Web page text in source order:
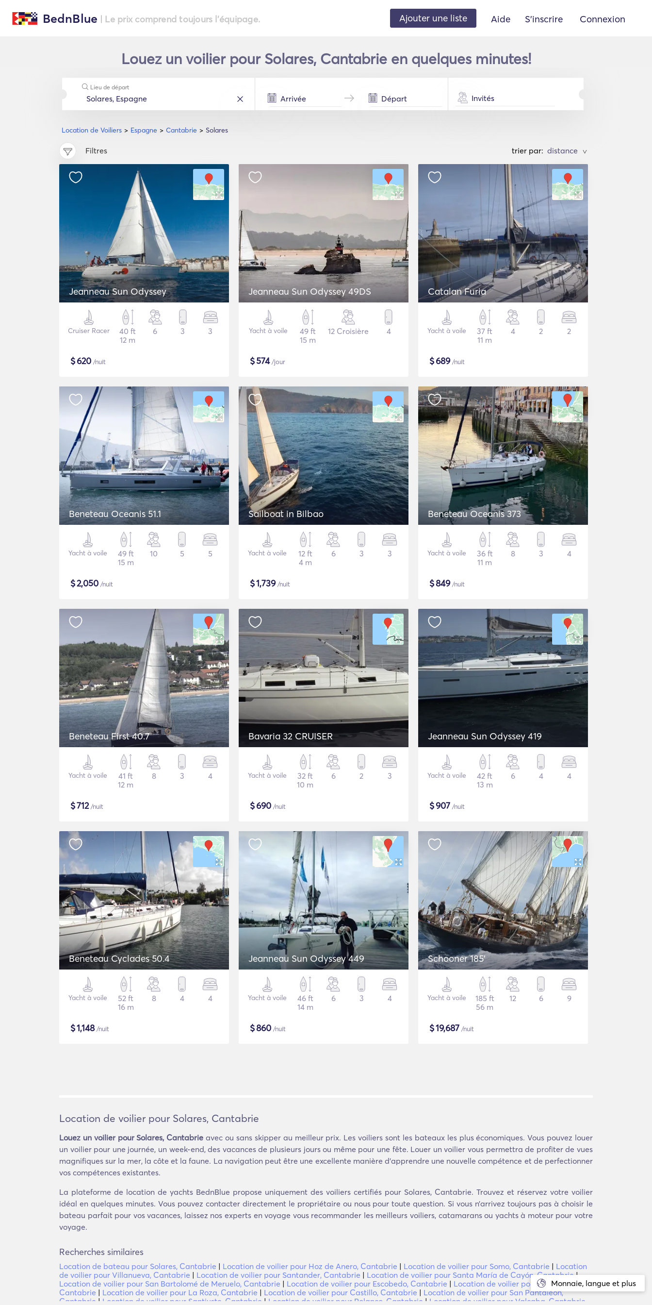
BednBlue | Le prix comprend toujours l'équipage. Ajouter une liste Aide S'inscrire Connexion
Louez un voilier pour Solares, Cantabrie en quelques minutes!
Location de Voiliers Espagne Cantabrie Solares
Lieu de départ
Invités
Filtres trier par: >
Jeanneau Sun Odyssey
Cruiser Racer
40 ft
12 m
6 3 3
$620 /nuit
Jeanneau Sun Odyssey 49DS
Yacht à voile
49 ft
15 m
12 Croisière 4
$574/jour
Catalan Furia
Yacht à voile
37 ft
11 m
4 2 2
$689/nuit
Beneteau Oceanis 51.1
Yacht à voile
49 ft
15 m
10 5 5
$2,050 /nuit
Sailboat in Bilbao
Yacht à voile
12 ft
4 m
6 3 3
$1,739/nuit
Beneteau Oceanis 373
Yacht à voile
36 ft
11 m
8 3 4
$849/nuit
Beneteau First 40.7
Yacht à voile
41 ft
12 m
8 3 4
$712/nuit
Bavaria 32 CRUISER
Yacht à voile
32 ft
10 m
6 2 3
$690 /nuit
Jeanneau Sun Odyssey 419
Yacht à voile
42 ft
13 m
6 4 4
$907 /nuit
Beneteau Cyclades 50.4
Yacht à voile
52 ft
16 m
8 4 4
$1,148/nuit
Jeanneau Sun Odyssey 449
Yacht à voile
46 ft
14 m
6 3 4
$860 /nuit
Schooner 185'
Yacht à voile
185 ft
56 m
12 6 9
$19,687 /nuit
Monnaie, langue et plus
Location de voilier pour Solares, Cantabrie
Louez un voilier pour Solares, Cantabrie avec ou sans skipper au meilleur prix. Les voiliers sont les bateaux les plus économiques. Vous pouvez louer
un voilier pour une journée, un week-end, des vacances de plusieurs jours ou même pour une fête. Louer un voilier vous permettra de profiter de vues
magnifiques sur la mer, la côte et la faune. La navigation peut être une excellente manière d'apprendre une nouvelle compétence et de perfectionner
vos compétences existantes.
La plateforme de location de yachts BednBlue propose uniquement des voiliers certifiés pour Solares, Cantabrie. Trouvez et réservez votre voilier
idéal en quelques minutes. Vous pouvez contacter directement le propriétaire ou nous pour toute question. Si vous n’arrivez toujours pas à choisir le
bateau parfait pour vos vacances, laissez nos experts en voyage vous recommander les meilleurs voiliers, catamarans ou yachts à moteur pour votre
voyage.
Recherches similaires
Location de bateau pour Solares, Cantabrie | Location de voilier pour Hoz de Anero, Cantabrie | Location de voilier pour Somo, Cantabrie | Location
de voilier pour Villanueva, Cantabrie | Location de voilier pour Santander, Cantabrie | Location de voilier pour Santa María de Cayón, Cantabrie|
Location de voilier pour San Bartolomé de Meruelo, Cantabrie | Location de voilier pour Escobedo, Cantabrie | Location de voilier pour El Avellanal,
Cantabrie | Location de voilier pour La Roza, Cantabrie | Location de voilier pour Castillo, Cantabrie | Location de voilier pour San Pantaleon,
Cantabrie | Location de voilier pour Santiuste, Cantabrie | Location de voilier pour Polanco, Cantabrie | Location de voilier pour Valcaba, Cantabrie